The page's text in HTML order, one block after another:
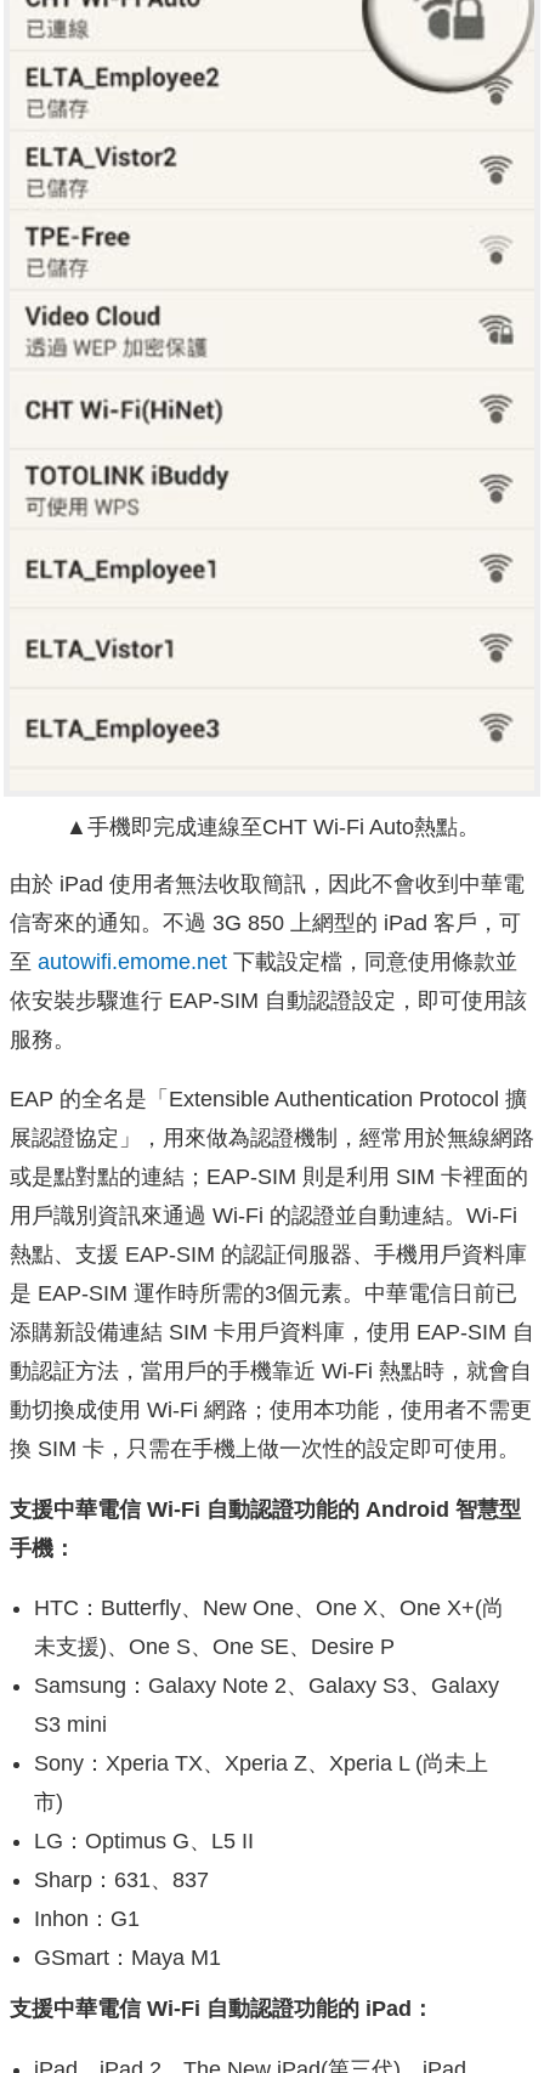
▲ 手機即完成連線至CHT Wi-Fi Auto熱點。
由於 iPad 使用者無法收取簡訊，因此不會收到中華電
信寄來的通知。不過 3G 850 上網型的 iPad 客戶，可
至 autowifi.emome.net 下載設定檔，同意使用條款並
依安裝步驟進行 EAP-SIM 自動認證設定，即可使用該
服務。
EAP 的全名是「Extensible Authentication Protocol 擴
展認證協定」，用來做為認證機制，經常用於無線網路
或是點對點的連結； EAP-SIM 則是利用 SIM 卡裡面的
用戶識別資訊來通過 Wi-Fi 的認證並自動連結。Wi-Fi
熱點、支援 EAP-SIM 的認証伺服器、手機用戶資料庫
是 EAP-SIM 運作時所需的3個元素。 中華電信日前已
添購新設備連結 SIM 卡用戶資料庫，使用 EAP-SIM 自
動認証方法，當用戶的手機靠近 Wi-Fi 熱點時，就會自
動切換成使用 Wi-Fi 網路；使用本功能，使用者不需更
換 SIM 卡，只需在手機上做一次性的設定即可使用。
支援中華電信 Wi-Fi 自動認證功能的 Android 智慧型
手機：
HTC：Butterfly、New One、One X、One X+(尚
未支援)、One S、One SE、Desire P
Samsung：Galaxy Note 2、Galaxy S3、Galaxy
S3 mini
Sony：Xperia TX、Xperia Z、Xperia L (尚未上
市)
LG：Optimus G、L5 II
Sharp：631、837
Inhon：G1
GSmart：Maya M1
支援中華電信 Wi-Fi 自動認證功能的 iPad：